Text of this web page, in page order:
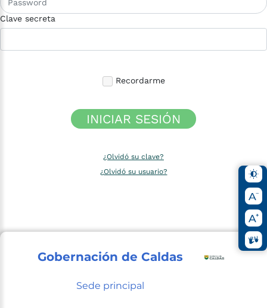
Clave secreta
Recordarme
INICIAR SESIÓN
¿Olvidó su clave?
¿Olvidó su usuario?
Gobernación de Caldas
Sede principal